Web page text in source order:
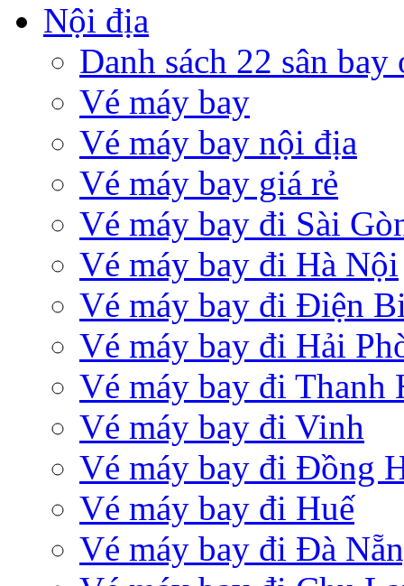
Nội địa
Danh sách 22 sân
Vé máy bay
Vé máy bay nội địa
Vé máy bay giá rẻ
Vé máy bay đi Sài
Vé máy bay đi Hà Nội
Vé máy bay đi Điện
Vé máy bay đi Hải
Vé máy bay đi Thanh
Vé máy bay đi Vinh
Vé máy bay đi Đồng
Vé máy bay đi Huế
Vé máy bay đi Đà